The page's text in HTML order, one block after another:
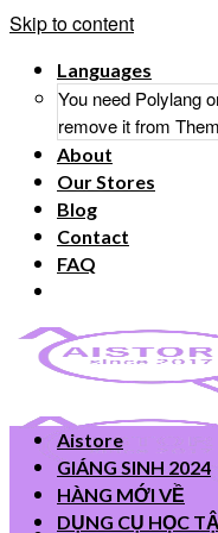
Skip to content
Languages
You need Polylang
remove it from
About
Our Stores
Blog
Contact
FAQ
Aistore
GIÁNG SINH 2024
HÀNG MỚI VỀ
DỤNG CỤ HỌC